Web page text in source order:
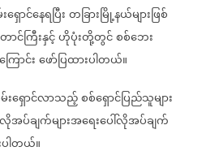
ောင်နေရပြီးတခြားမြို့နယ်များဖြစ်
ာင်ကြီးနှင့်ဟိုပုံးတို့တွင်စစ်ဘေး
ောင်းဖော်ပြထားပါတယ်။
းရှောင်လာသည့်စစ်ရှောင်ပြည်သူများ
အပ်ချက်များအရေးပေါ်လိုအပ်ချက်
ါတယ်။